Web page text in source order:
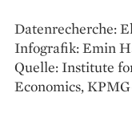
Datenrecherche:
Infografik: Emin
Quelle: Institute
Economics,